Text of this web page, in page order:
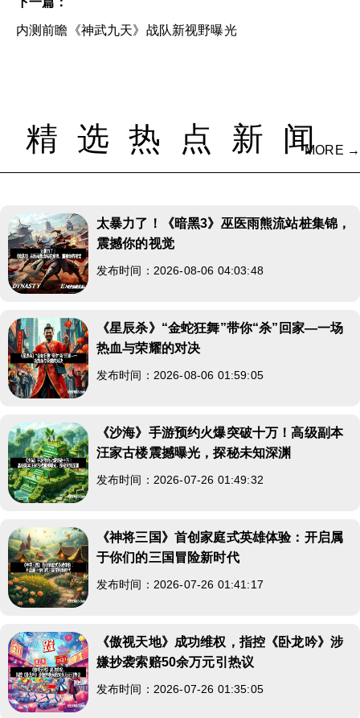
内测前瞻《神武九天》战队新视野曝光
精选热点新闻
MORE →
太暴力了！《暗黑3》巫医雨熊流站桩集锦，
震撼你的视觉
发布时间：2026-08-06 04:03:48
《星辰杀》“金蛇狂舞”带你“杀”回家—一场
热血与荣耀的对决
发布时间：2026-08-06 01:59:05
《沙海》手游预约火爆突破十万！高级副本
汪家古楼震撼曝光，探秘未知深渊
发布时间：2026-07-26 01:49:32
《神将三国》首创家庭式英雄体验：开启属
于你们的三国冒险新时代
发布时间：2026-07-26 01:41:17
《傲视天地》成功维权，指控《卧龙吟》涉
嫌抄袭索赔50余万元引热议
发布时间：2026-07-26 01:35:05